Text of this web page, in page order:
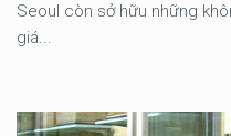
Seoul còn sở hữu những
giá...